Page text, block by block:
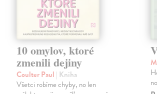
10 omylov, ktoré
zmenili dejiny
Coulter Paul | Kniha
Všetci robíme chyby, no len